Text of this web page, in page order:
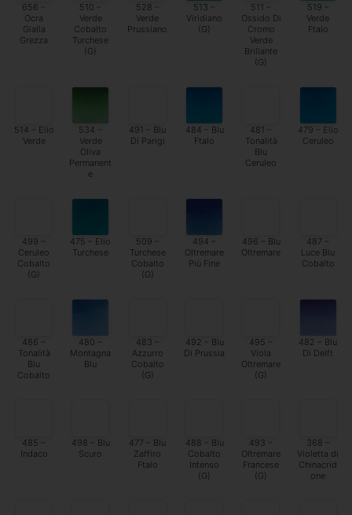
656 –
Ocra
Gialla
Grezza
510 –
Verde
Cobalto
Turchese
(G)
528 –
Verde
Prussiano
513 –
Viridiano
(G)
511 –
Ossido Di
Cromo
Verde
Brillante
(G)
519 –
Verde
Ftalo
514 – Elio
Verde
534 –
Verde
Oliva
Permanent
e
491 – Blu
Di Parigi
484 – Blu
Ftalo
481 –
Tonalità
Blu
Ceruleo
479 – Elio
Ceruleo
499 –
Ceruleo
Cobalto
(G)
475 – Elio
Turchese
509 –
Turchese
Cobalto
(G)
494 –
Oltremare
Più Fine
496 – Blu
Oltremare
487 –
Luce Blu
Cobalto
486 –
Tonalità
Blu
Cobalto
480 –
Montagna
Blu
483 –
Azzurro
Cobalto
(G)
492 – Blu
Di Prussia
495 –
Viola
Oltremare
(G)
482 – Blu
Di Delft
485 –
Indaco
498 – Blu
Scuro
477 – Blu
Zaffiro
Ftalo
488 – Blu
Cobalto
Intenso
(G)
493 –
Oltremare
Francese
(G)
368 –
Violetta di
Chinacrid
one